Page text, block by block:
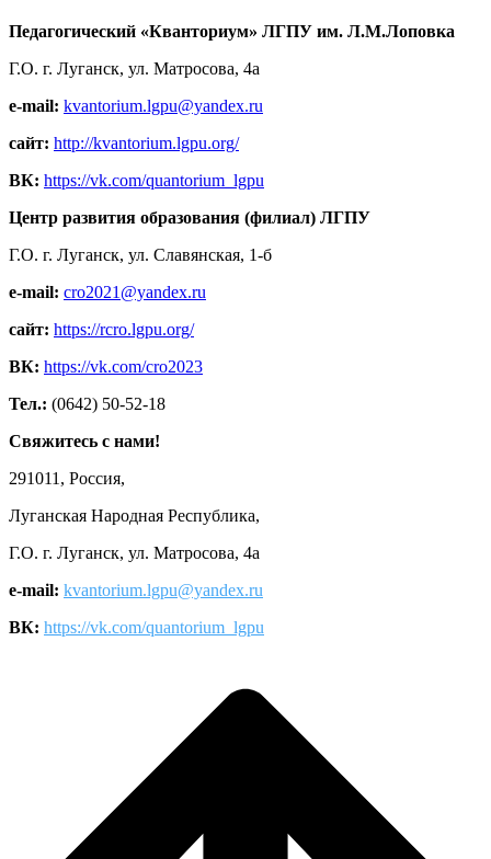
Педагогический «Кванториум» ЛГПУ им. Л.М.Лоповка
Г.О. г. Луганск, ул. Матросова, 4а
e-mail: kvantorium.lgpu@yandex.ru
сайт: http://kvantorium.lgpu.org/
ВК: https://vk.com/quantorium_lgpu
Центр развития образования (филиал) ЛГПУ
Г.О. г. Луганск, ул. Славянская, 1-б
e-mail: cro2021@yandex.ru
сайт: https://rcro.lgpu.org/
ВК: https://vk.com/cro2023
Тел.: (0642) 50-52-18
Свяжитесь с нами!
291011, Россия,
Луганская Народная Республика,
Г.О. г. Луганск, ул. Матросова, 4а
e-mail: kvantorium.lgpu@yandex.ru
ВК: https://vk.com/quantorium_lgpu